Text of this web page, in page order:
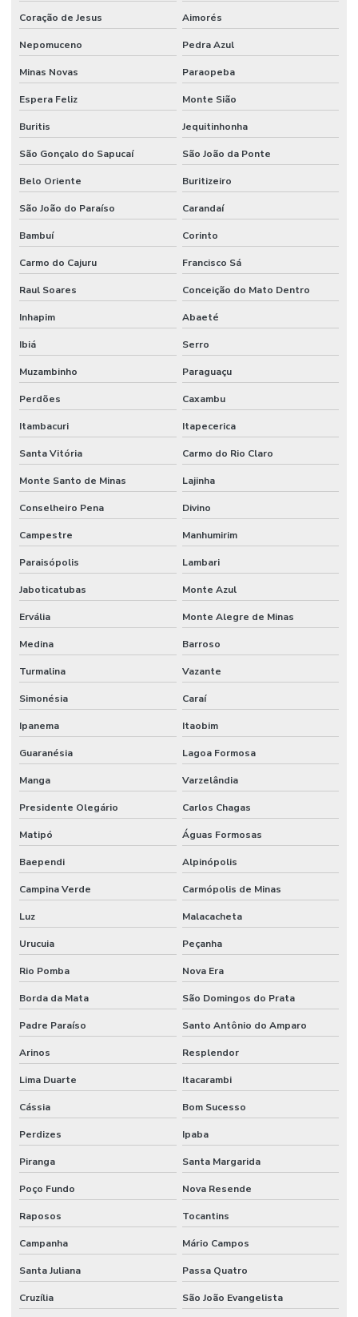
Onde Encontrar Anel Backup Nitrica
Onde Encontrar Anel Quadrado De Borracha Em Minas
Onde Encontrar Reparo Para Cilindro Hidráulico
Pistom Hidráulico
Ponteira De Direção
Preços De Terminal Hidraulico Macho Fixo Npt
Preços De Válvula Reguladora De Fluxo Em Minas Gerais
Raspador Hidráulico
Raspador Hidráulico Com Carcaça De Aço
Reparo Em Sistemas Hidráulicos
Retentor De Vedação
Serviço De Manutenção Hidráulica Em Minas Gerais
Serviços De Solda
Terminal De Direção Minas Gerais
Terminal Fêmea Hidráulico
Terminal Fêmea Jic 37 Graus
Terminal Fêmea Unf Jic 37 Graus
Terminal Hidráulico 45 Graus
Terminal Hidráulico Dko
Terminal Hidráulico Fêmea 45 Graus
Terminal Hidráulico Fêmea Dko Mg
Terminal Hidráulico Fêmea Minas Gerais
Terminal Hidráulico Fêmea Para Mangueiras
Terminal Hidráulico Fêmea Unf Jic Minas Gerais
Terminal Hidráulico Flange
Terminal Hidráulico Flange Minas Gerais
Terminal Hidráulico Flange Reto 45 Graus 90 Graus
Terminal Hidráulico Giratório 60 Graus
Terminal Hidráulico Orfs
Terminal Hidráulico Para Mangueira
Terminal Hidráulico Unf Jic Para Mangueiras
Terminal Hidráulico Variado Minas Gerais
Terminal Macho Fixo Para Mangueira Minas Gerais
Terminal Macho Métrico Sede 24 Graus Mg
Terminal Macho Unf Jic 37 Graus
Terminal Métrico Macho
Tomada De Força Acionadora De Bomba Hidráulica
Coração de Jesus Aimorés
Nepomuceno Pedra Azul
Minas Novas Paraopeba
Espera Feliz Monte Sião
Buritis Jequitinhonha
São Gonçalo do Sapucaí São João da Ponte
Belo Oriente Buritizeiro
São João do Paraíso Carandaí
Bambuí Corinto
Carmo do Cajuru Francisco Sá
Raul Soares Conceição do Mato Dentro
Inhapim Abaeté
Ibiá Serro
Muzambinho Paraguaçu
Perdões Caxambu
Itambacuri Itapecerica
Santa Vitória Carmo do Rio Claro
Monte Santo de Minas Lajinha
Conselheiro Pena Divino
Campestre Manhumirim
Paraisópolis Lambari
Jaboticatubas Monte Azul
Ervália Monte Alegre de Minas
Medina Barroso
Turmalina Vazante
Simonésia Caraí
Ipanema Itaobim
Guaranésia Lagoa Formosa
Manga Varzelândia
Presidente Olegário Carlos Chagas
Matipó Águas Formosas
Baependi Alpinópolis
Campina Verde Carmópolis de Minas
Luz Malacacheta
Urucuia Peçanha
Rio Pomba Nova Era
Borda da Mata São Domingos do Prata
Padre Paraíso Santo Antônio do Amparo
Arinos Resplendor
Lima Duarte Itacarambi
Cássia Bom Sucesso
Perdizes Ipaba
Piranga Santa Margarida
Poço Fundo Nova Resende
Raposos Tocantins
Campanha Mário Campos
Santa Juliana Passa Quatro
Cruzília São João Evangelista